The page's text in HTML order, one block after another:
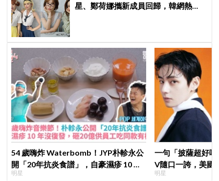
星、鄭荷娜攜新成員回歸，韓網熱
54 歲嗨炸 Waterbomb！JYP朴軫永公
開「20年抗炎食譜」，自豪濕疹 10 年
沒復發、砸20億供員工吃同款有機餐
明星
一句「披薩超好
V隨口一誇，美國
擠爆
明星